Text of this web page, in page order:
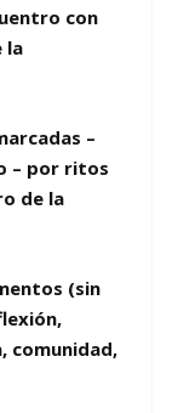
con
la
–
– por ritos
de la
(sin
comunidad,